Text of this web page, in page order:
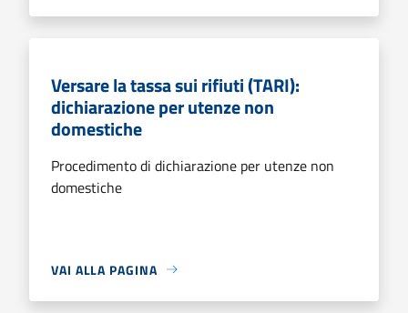
Versare la tassa sui rifiuti (TARI):
dichiarazione per utenze non
domestiche
Procedimento di dichiarazione per utenze non
domestiche
VAI ALLA PAGINA